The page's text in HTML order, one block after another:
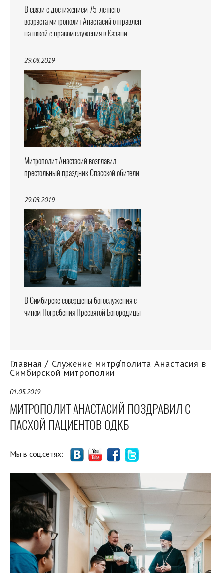
В связи с достижением 75-летнего
возраста митрополит Анастасий отправлен
на покой с правом служения в Казани
29.08.2019
Митрополит Анастасий возглавил
престольный праздник Спасской обители
29.08.2019
В Симбирске совершены богослужения с
чином Погребения Пресвятой Богородицы
Главная Служение митрополита Анастасия в
Симбирской митрополии
01.05.2019
МИТРОПОЛИТ АНАСТАСИЙ ПОЗДРАВИЛ С
ПАСХОЙ ПАЦИЕНТОВ ОДКБ
Мы в соц.сетях: